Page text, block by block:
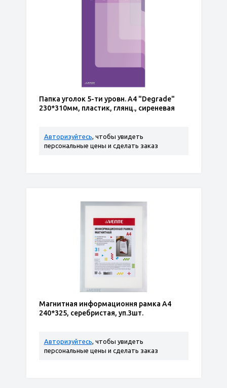
Папка уголок 5-ти уровн. А4 "Degrade"
230*310мм, пластик, глянц., сиреневая
Авторизуйтесь, чтобы увидеть
персональные цены и сделать заказ
Магнитная информационня рамка А4
240*325, серебристая, уп.3шт.
Авторизуйтесь, чтобы увидеть
персональные цены и сделать заказ